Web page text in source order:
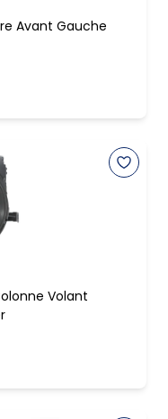
Avant Gauche
Volant